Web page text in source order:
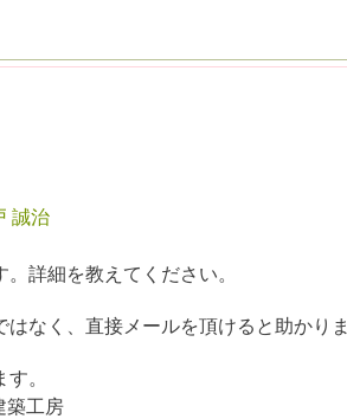
誠治
詳細を教えてください。
はなく、直接メールを頂けると助かり
。
工房